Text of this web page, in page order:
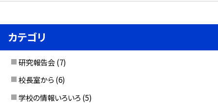
カテゴリ
研究報告会 (7)
校長室から (6)
学校の情報いろいろ (5)